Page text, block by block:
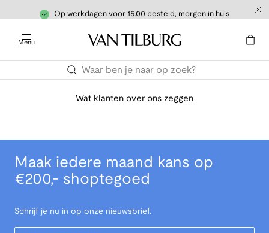
Op werkdagen voor 15.00 besteld, morgen in huis
Menu
Wat klanten over ons zeggen
Maak iedere maand kans op
€200,- shoptegoed
Schrijf je nu in op onze nieuwsbrief.
Your Email